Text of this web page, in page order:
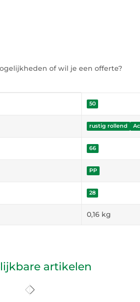
of wil je een offerte?
50
rustig rollend
66
PP
28
0,16 kg
artikelen